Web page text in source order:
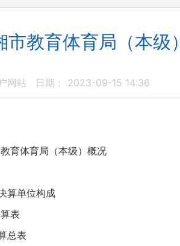
市教育体育局（本
网站 日期： 2023-09-15 14:36
体育局（本级）概况
单位构成
表
总表